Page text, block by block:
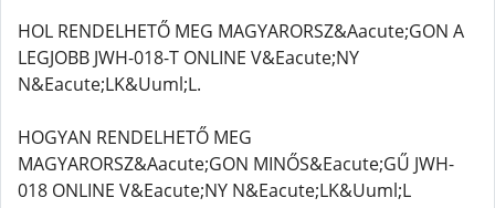
HOL RENDELHETŐ MEG MAGYARORSZ&Aacute;GON A
LEGJOBB JWH-018-T ONLINE V&Eacute;NY
N&Eacute;LK&Uuml;L.
HOGYAN RENDELHETŐ MEG
MAGYARORSZ&Aacute;GON MINŐS&Eacute;GŰ JWH-
018 ONLINE V&Eacute;NY N&Eacute;LK&Uuml;L